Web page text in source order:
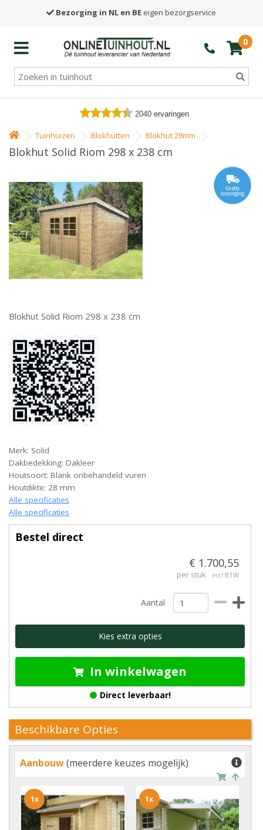
Bezorging in NL en BE eigen bezorgservice
0
2040 ervaringen
Tuinhuizen Blokhutten Blokhut 28mm
Blokhut Solid Riom 298 x 238 cm
Blokhut Solid Riom 298 x 238 cm
Merk: Solid
Dakbedekking: Dakleer
Houtsoort: Blank onbehandeld vuren
Houtdikte: 28 mm
Alle specificaties
Alle specificaties
Bestel direct
€ 1.700,55
per stuk incl BTW
Aantal
Kies extra opties
In winkelwagen
Direct leverbaar!
Beschikbare Opties
Aanbouw(meerdere keuzes mogelijk)
1x 1x